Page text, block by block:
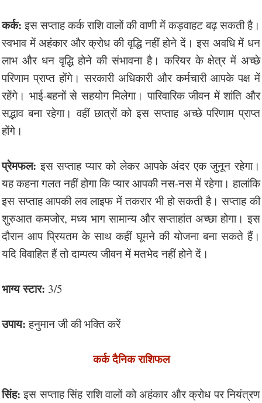
कर्क: इस सप्ताह कर्क राशि वालों की वाणी में कड़वाहट बढ़ सकती है।
स्वभाव में अहंकार और क्रोध की वृद्धि नहीं होने दें। इस अवधि में धन
लाभ और धन वृद्धि होने की संभावना है। करियर के क्षेत्र में अच्छे
परिणाम प्राप्त होंगे। सरकारी अधिकारी और कर्मचारी आपके पक्ष में
रहेंगे। भाई-बहनों से सहयोग मिलेगा। पारिवारिक जीवन में शांति और
सद्भाव बना रहेगा। वहीं छात्रों को इस सप्ताह अच्छे परिणाम प्राप्त
होंगे।
प्रेमफल: इस सप्ताह प्यार को लेकर आपके अंदर एक जुनून रहेगा।
यह कहना गलत नहीं होगा कि प्यार आपकी नस-नस में रहेगा। हालांकि
इस सप्ताह आपकी लव लाइफ में तकरार भी हो सकती है। सप्ताह की
शुरुआत कमजोर, मध्य भाग सामान्य और सप्ताहांत अच्छा होगा। इस
दौरान आप प्रियतम के साथ कहीं घूमने की योजना बना सकते हैं।
यदि विवाहित हैं तो दाम्पत्य जीवन में मतभेद नहीं होने दें।
भाग्य स्टार: 3/5
उपाय: हनुमान जी की भक्ति करें
कर्क दैनिक राशिफल
सिंह: इस सप्ताह सिंह राशि वालों को अहंकार और क्रोध पर नियंत्रण